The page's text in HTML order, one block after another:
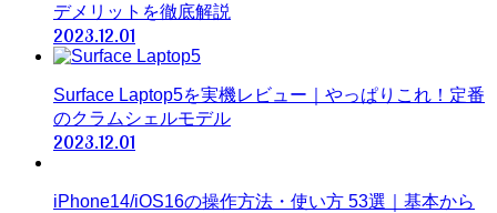
デメリットを徹底解説
2023.12.01
Surface Laptop5を実機レビュー｜やっぱりこれ！定番
のクラムシェルモデル
2023.12.01
iPhone14/iOS16の操作方法・使い方 53選｜基本から